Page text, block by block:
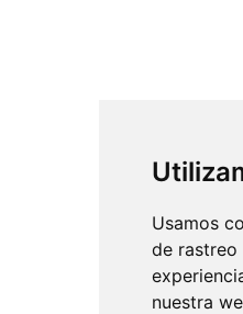
Usamos
de rastreo
nuestra